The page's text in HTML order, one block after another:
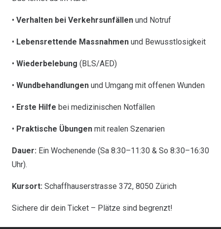
• Verhalten bei Verkehrsunfällen und Notruf
• Lebensrettende Massnahmen und Bewusstlosigkeit
• Wiederbelebung (BLS/AED)
• Wundbehandlungen und Umgang mit offenen Wunden
• Erste Hilfe bei medizinischen Notfällen
• Praktische Übungen mit realen Szenarien
Dauer: Ein Wochenende (Sa 8:30–11:30 & So 8:30–16:30
Uhr).
Kursort: Schaffhauserstrasse 372, 8050 Zürich
Sichere dir dein Ticket – Plätze sind begrenzt!